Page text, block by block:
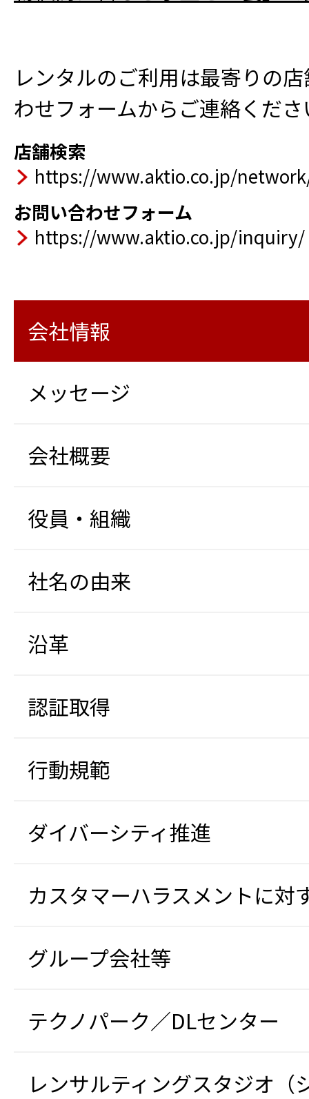
レンタルのご利用は最寄りの
わせフォームからご連絡くだ
店舗検索
https://www.aktio.co.jp/
お問い合わせフォーム
https://www.aktio.co.jp/inquiry/
会社情報
メッセージ
会社概要
役員・組織
社名の由来
沿革
認証取得
行動規範
ダイバーシティ推進
カスタマーハラスメントに対
グループ会社等
テクノパーク／DLセンター
レンサルティングスタジオ（